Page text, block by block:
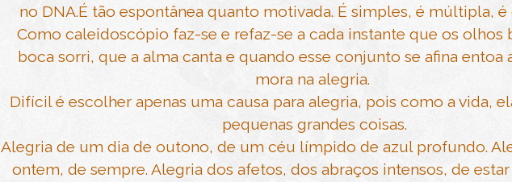
no DNA.É tão espontânea quanto motivada. É simples, é múltipla, é
Como caleidoscópio faz-se e refaz-se a cada instante que os olhos
boca sorri, que a alma canta e quando esse conjunto se afina entoa
mora na alegria.
Difícil é escolher apenas uma causa para alegria, pois como a vida,
pequenas grandes coisas.
Alegria de um dia de outono, de um céu límpido de azul profundo.
ontem, de sempre. Alegria dos afetos, dos abraços intensos, de